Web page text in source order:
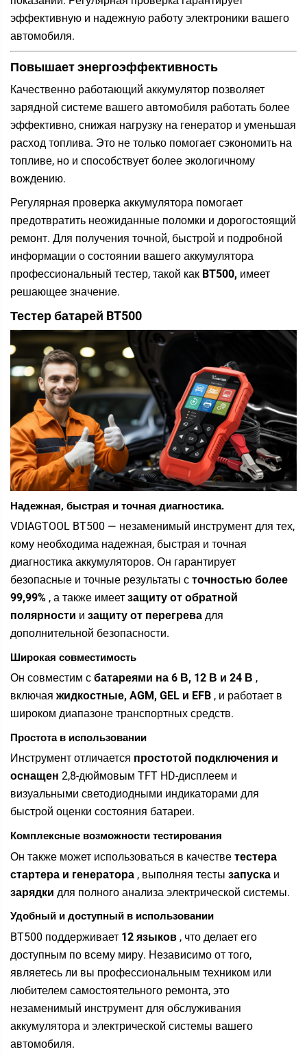
эффективную и надежную работу электроники вашего
автомобиля.
Повышает энергоэффективность
Качественно работающий аккумулятор позволяет
зарядной системе вашего автомобиля работать более
эффективно, снижая нагрузку на генератор и уменьшая
расход топлива. Это не только помогает сэкономить на
топливе, но и способствует более экологичному
вождению.
Регулярная проверка аккумулятора помогает
предотвратить неожиданные поломки и дорогостоящий
ремонт. Для получения точной, быстрой и подробной
информации о состоянии вашего аккумулятора
профессиональный тестер, такой как BT500, имеет
решающее значение.
Тестер батарей BT500
Надежная, быстрая и точная диагностика.
VDIAGTOOL BT500 — незаменимый инструмент для тех,
кому необходима надежная, быстрая и точная
диагностика аккумуляторов. Он гарантирует
безопасные и точные результаты с точностью более
99,99% , а также имеет защиту от обратной
полярности и защиту от перегрева для
дополнительной безопасности.
Широкая совместимость
Он совместим с батареями на 6 В, 12 В и 24 В ,
включая жидкостные, AGM, GEL и EFB , и работает в
широком диапазоне транспортных средств.
Простота в использовании
Инструмент отличается простотой подключения и
оснащен 2,8-дюймовым TFT HD-дисплеем и
визуальными светодиодными индикаторами для
быстрой оценки состояния батареи.
Комплексные возможности тестирования
Он также может использоваться в качестве тестера
стартера и генератора , выполняя тесты запуска и
зарядки для полного анализа электрической системы.
Удобный и доступный в использовании
BT500 поддерживает 12 языков , что делает его
доступным по всему миру. Независимо от того,
являетесь ли вы профессиональным техником или
любителем самостоятельного ремонта, это
незаменимый инструмент для обслуживания
аккумулятора и электрической системы вашего
автомобиля.